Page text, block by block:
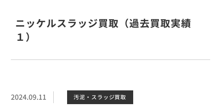
ニッケルスラッジ買取（過去買取実績
１）
2024.09.11 汚泥・スラッジ買取